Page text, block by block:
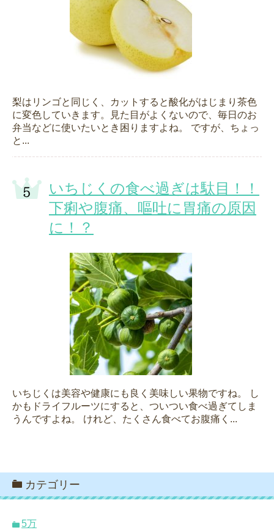
梨はリンゴと同じく、カットすると酸化がはじまり茶色
に変色していきます。見た目がよくないので、毎日のお
弁当などに使いたいとき困りますよね。 ですが、ちょっ
と...
いちじくの食べ過ぎは駄目！！
下痢や腹痛、嘔吐に胃痛の原因
に！？
いちじくは美容や健康にも良く美味しい果物ですね。 し
かもドライフルーツにすると、ついつい食べ過ぎてしま
うんですよね。 けれど、たくさん食べてお腹痛く...
カテゴリー
5万